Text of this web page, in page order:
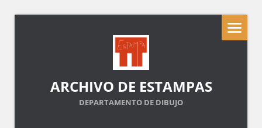
ARCHIVO DE ESTAMPAS
DEPARTAMENTO DE DIBUJO